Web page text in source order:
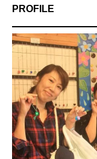
PROFILE